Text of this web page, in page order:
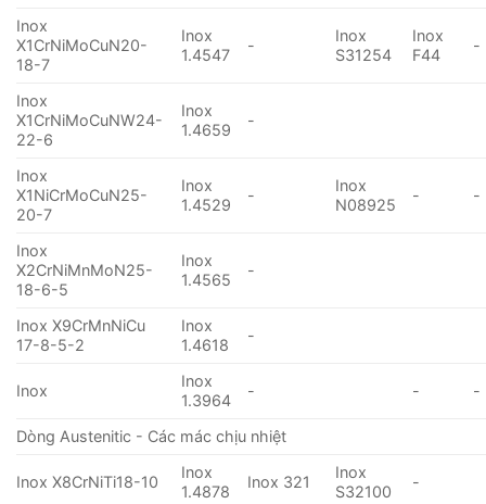
Inox
X1CrNiMoCuN20-
18-7
Inox
1.4547
-
Inox
S31254
Inox
F44
-
Inox
X1CrNiMoCuNW24-
22-6
Inox
1.4659
-
Inox
X1NiCrMoCuN25-
20-7
Inox
1.4529
-
Inox
N08925
- -
Inox
X2CrNiMnMoN25-
18-6-5
Inox
1.4565
-
Inox X9CrMnNiCu
17-8-5-2
Inox
1.4618
-
Inox
Inox
1.3964
- - -
Dòng Austenitic - Các mác chịu nhiệt
Inox X8CrNiTi18-10
Inox
1.4878
Inox 321
Inox
S32100
-